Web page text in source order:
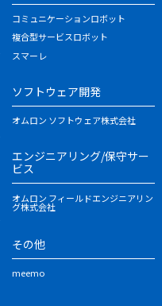
コミュニケーションロボット
複合型サービスロボット
スマーレ
ソフトウェア開発
オムロン ソフトウェア株式会社
エンジニアリング/保守サー
ビス
オムロン フィールドエンジニアリン
グ株式会社
その他
meemo